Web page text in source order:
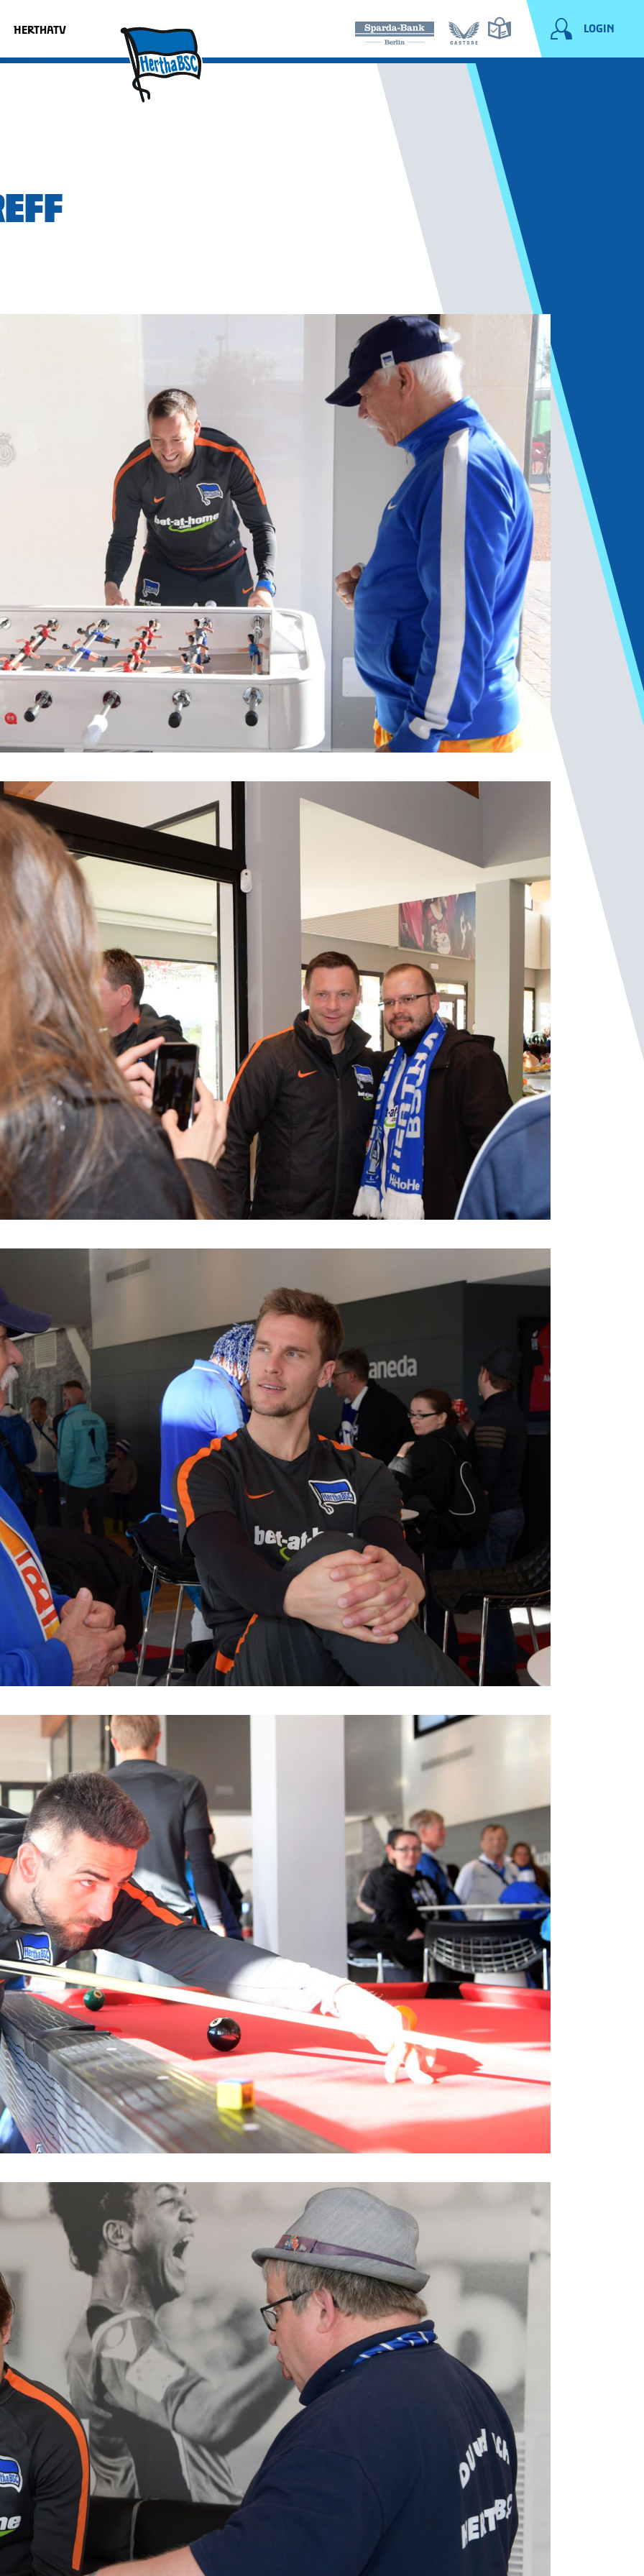
HERTHATV LOGIN